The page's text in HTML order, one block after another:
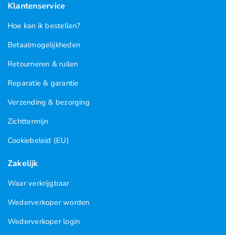
Klantenservice
Hoe kan ik bestellen?
Betaalmogelijkheden
Retourneren & ruilen
Reparatie & garantie
Verzending & bezorging
Zichttermijn
Cookiebeleid (EU)
Zakelijk
Waar verkrijgbaar
Wederverkoper worden
Wederverkoper login